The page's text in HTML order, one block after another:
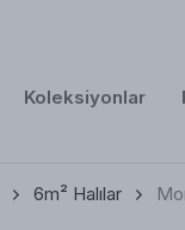
Koleksiyonlar
6m² Halılar